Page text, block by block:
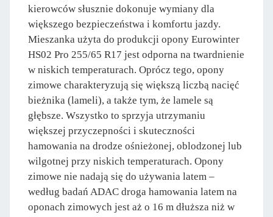
kierowców słusznie dokonuje wymiany dla
większego bezpieczeństwa i komfortu jazdy.
Mieszanka użyta do produkcji opony Eurowinter
HS02 Pro 255/65 R17 jest odporna na twardnienie
w niskich temperaturach. Oprócz tego, opony
zimowe charakteryzują się większą liczbą nacięć
bieżnika (lameli), a także tym, że lamele są
głębsze. Wszystko to sprzyja utrzymaniu
większej przyczepności i skuteczności
hamowania na drodze ośnieżonej, oblodzonej lub
wilgotnej przy niskich temperaturach. Opony
zimowe nie nadają się do używania latem –
według badań ADAC droga hamowania latem na
oponach zimowych jest aż o 16 m dłuższa niż w